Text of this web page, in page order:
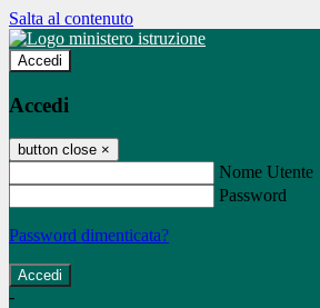
Salta al contenuto
Accedi
Accedi
button close ×
Nome Utente
Password
Password dimenticata?
-